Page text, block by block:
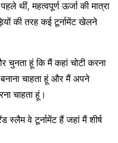
थीं, महत्वपूर्ण ऊर्जा की मात्रा
की तरह कई टूर्नामेंट खेलने
चुनता हूं कि मैं कहां चोटी करना
चाहता हूं और मैं अपने
चाहता हूं।
वे टूर्नामेंट हैं जहां मैं शीर्ष